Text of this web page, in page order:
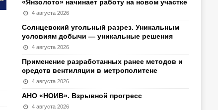
«Янзолото» начинает работу на новом участке
4 августа 2026
Солнцевский угольный разрез. Уникальным
условиям добычи — уникальные решения
4 августа 2026
Применение разработанных ранее методов и
средств вентиляции в метрополитене
4 августа 2026
АНО «НОИВ». Взрывной прогресс
4 августа 2026